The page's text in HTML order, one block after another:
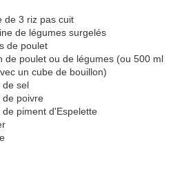
de 3 riz pas cuit
de légumes surgelés
de poulet
de poulet ou de légumes (ou 500 ml
un cube de bouillon)
de sel
de poivre
piment d'Espelette